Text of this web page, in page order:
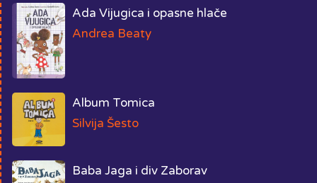
Ada Vijugica i opasne hlače
Andrea Beaty
Album Tomica
Silvija Šesto
Baba Jaga i div Zaborav